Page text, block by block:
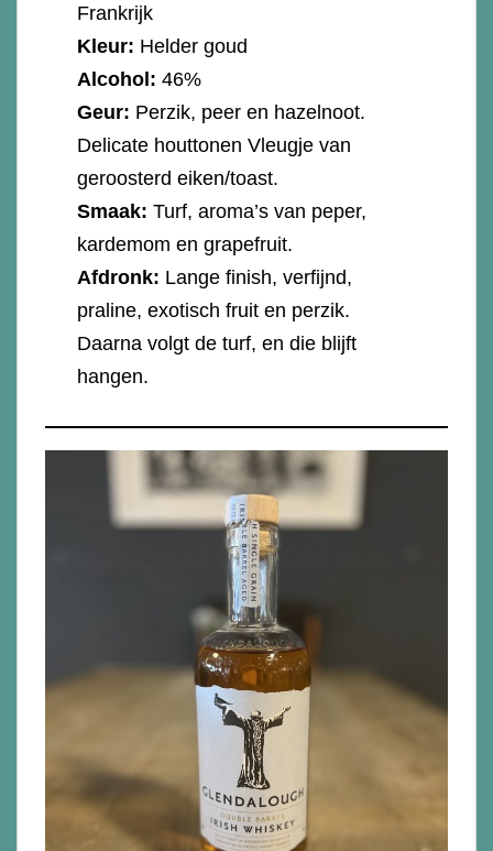
Frankrijk
Kleur: Helder goud
Alcohol: 46%
Geur: Perzik, peer en hazelnoot.
Delicate houttonen Vleugje van
geroosterd eiken/toast.
Smaak: Turf, aroma’s van peper,
kardemom en grapefruit.
Afdronk: Lange finish, verfijnd,
praline, exotisch fruit en perzik.
Daarna volgt de turf, en die blijft
hangen.